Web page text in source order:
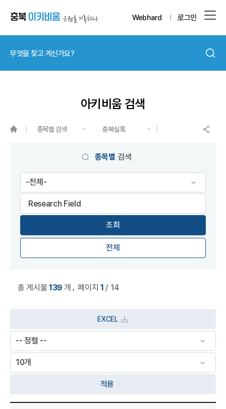
Webhard 로그인
아키비움 검색
종목별 검색 충북실록
종목별 검색
전체
총 게시물139 개 ,페이지 1 / 14
EXCEL
적용
상세정보 관리목록